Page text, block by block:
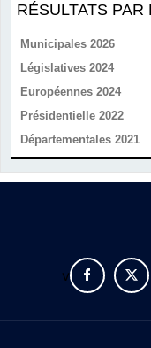
RÉSULTATS PAR
Municipales 2026
Législatives 2024
Européennes 2024
Présidentielle 2022
Départementales 2021
v